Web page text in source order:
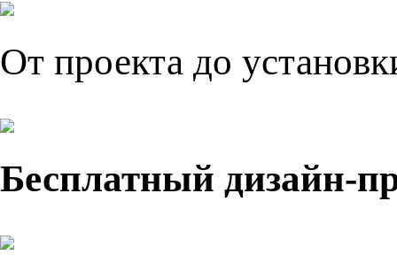
От проекта до
Бесплатный дизайн-